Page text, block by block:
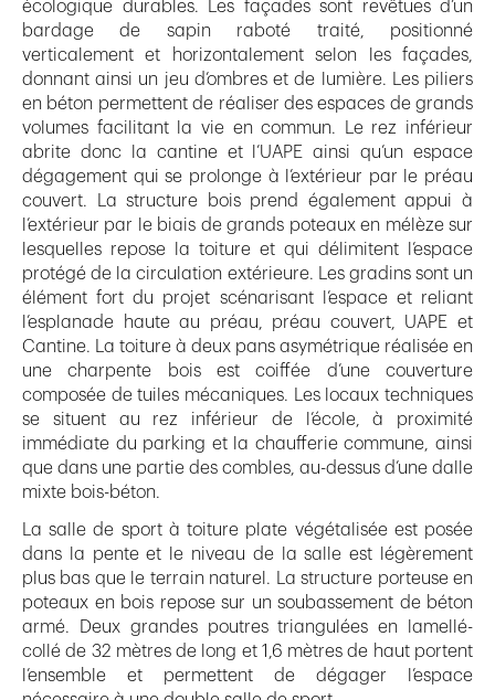
écologique durables. Les façades sont revêtues d’un
bardage de sapin raboté traité, positionné
verticalement et horizontalement selon les façades,
donnant ainsi un jeu d’ombres et de lumière. Les piliers
en béton permettent de réaliser des espaces de grands
volumes facilitant la vie en commun. Le rez inférieur
abrite donc la cantine et l’UAPE ainsi qu’un espace
dégagement qui se prolonge à l’extérieur par le préau
couvert. La structure bois prend également appui à
l’extérieur par le biais de grands poteaux en mélèze sur
lesquelles repose la toiture et qui délimitent l’espace
protégé de la circulation extérieure. Les gradins sont un
élément fort du projet scénarisant l’espace et reliant
l’esplanade haute au préau, préau couvert, UAPE et
Cantine. La toiture à deux pans asymétrique réalisée en
une charpente bois est coiffée d’une couverture
composée de tuiles mécaniques. Les locaux techniques
se situent au rez inférieur de l’école, à proximité
immédiate du parking et la chaufferie commune, ainsi
que dans une partie des combles, au-dessus d’une dalle
mixte bois-béton.
La salle de sport à toiture plate végétalisée est posée
dans la pente et le niveau de la salle est légèrement
plus bas que le terrain naturel. La structure porteuse en
poteaux en bois repose sur un soubassement de béton
armé. Deux grandes poutres triangulées en lamellé-
collé de 32 mètres de long et 1,6 mètres de haut portent
l’ensemble et permettent de dégager l’espace